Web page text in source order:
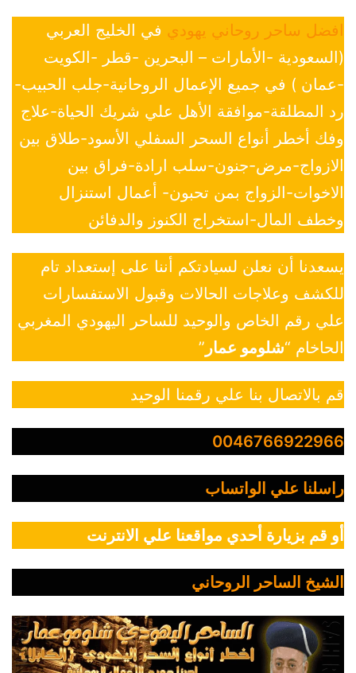
افضل ساحر روحاني يهودي في الخليج العربي
(السعودية -الأمارات – البحرين -قطر -الكويت
-عمان ) في جميع الإعمال الروحانية-جلب الحبيب-
رد المطلقة-موافقة الأهل علي شريك الحياة-علاج
وفك أخطر أنواع السحر السفلي الأسود-طلاق بين
الازواج-مرض-جنون-سلب ارادة-فراق بين
الاخوات-الزواج بمن تحبون- أعمال استنزال
وخطف المال-استخراج الكنوز والدفائن
يسعدنا أن نعلن لسيادتكم أننا على إستعداد تام
للكشف وعلاجات الحالات وقبول الاستفسارات
علي رقم الخاص والوحيد للساحر اليهودي المغربي
الحاخام “شلومو عمار ”
قم بالاتصال بنا علي رقمنا الوحيد
0046766922966
راسلنا علي الواتساب
أو قم بزيارة أحدي مواقعنا علي الانترنت
الشيخ الساحر الروحاني